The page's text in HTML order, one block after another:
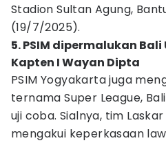
Stadion Sultan Agung,
(19/7/2025).
5. PSIM dipermalukan
Kapten I Wayan Dipta
PSIM Yogyakarta juga
ternama Super League,
uji coba. Sialnya, tim
mengakui keperkasaan